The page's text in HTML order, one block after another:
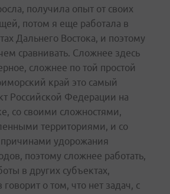
получила опыт от своих
потом я еще работала в
Дальнего Востока, и поэтому
сравнивать. Сложнее здесь
сложнее по той простой
край это самый
Российской Федерации на
со своими сложностями,
территориями, и со
удорожания
поэтому сложнее работать,
в других субъектах,
о том, что нет задач, с